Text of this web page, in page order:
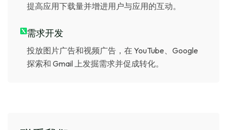
提高应用下载量并增进用户与应用的互动。
需求开发
投放图片广告和视频广告，在 YouTube、Google
探索和 Gmail 上发掘需求并促成转化。